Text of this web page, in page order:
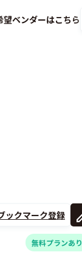
望ベンダーはこちら
ックマーク登録
無料プランあり